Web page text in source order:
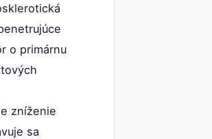
o primárnu
zníženie
sa